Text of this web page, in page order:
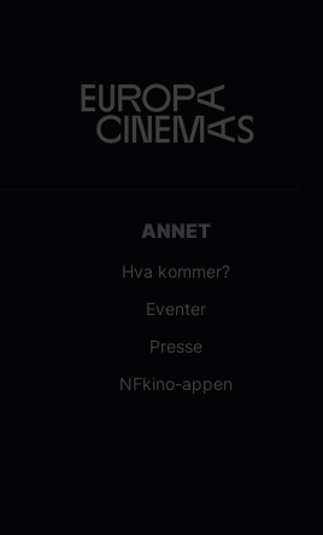
ANNET
Hva kommer?
Eventer
Presse
NFkino-appen